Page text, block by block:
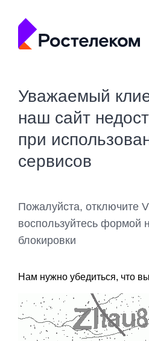
Уважаемый
наш сайт
при
сервисов
Пожалуйста, отключите
воспользуйтесь формой
блокировки
Нам нужно убедиться, что